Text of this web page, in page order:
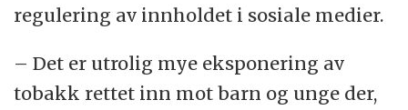
regulering av innholdet i sosiale medier.
– Det er utrolig mye eksponering av
tobakk rettet inn mot barn og unge der,